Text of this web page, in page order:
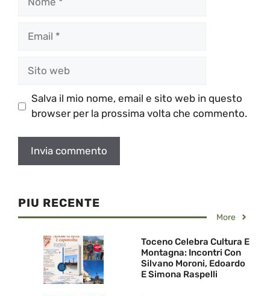
Salva il mio nome, email e sito web in questo
browser per la prossima volta che commento.
PIU RECENTE
More
Toceno Celebra Cultura E
Montagna: Incontri Con
Silvano Moroni, Edoardo
E Simona Raspelli